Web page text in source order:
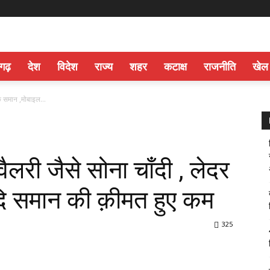
देश विदेश राज्य शहर कटाक्ष राजनीति खेल
,मोबाइल...
जैसे सोना चाँदी , लेदर
समान की क़ीमत हुए कम
325